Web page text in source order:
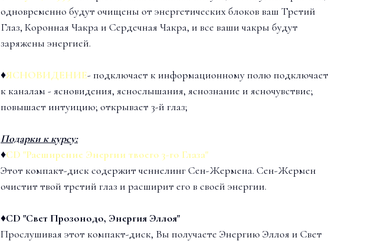
одновременно будут очищены от энергетических блоков ваш Третий
Глаз, Коронная Чакра и Сердечная Чакра, и все ваши чакры будут
заряжены энергией.
♦ЯСНОВИДЕНИЕ- подключает к информационному полю подключает
к каналам - ясновидения, яснослышания, яснознание и ясночувствие;
повышает интуицию; открывает 3-й глаз;
Подарки к курсу:
♦CD "Расширение Энергии твоего 3-го Глаза"
Этот компакт-диск содержит ченнелинг Сен-Жермена. Сен-Жермен
очистит твой третий глаз и расширит его в своей энергии.
♦CD "Свет Прозонодо, Энергия Эллоя"
Прослушивая этот компакт-диск, Вы получаете Энергию Эллоя и Свет